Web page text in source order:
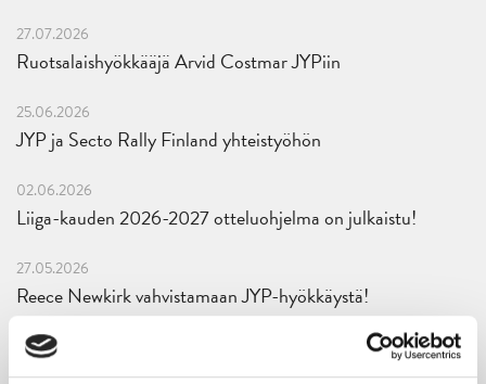
27.07.2026
Ruotsalaishyökkääjä Arvid Costmar JYPiin
25.06.2026
JYP ja Secto Rally Finland yhteistyöhön
02.06.2026
Liiga-kauden 2026-2027 otteluohjelma on julkaistu!
27.05.2026
Reece Newkirk vahvistamaan JYP-hyökkäystä!
18.05.2026
Jaatinen ja Liljamo jatkosopimuksiin – JYPin ja KeuPa HT:n